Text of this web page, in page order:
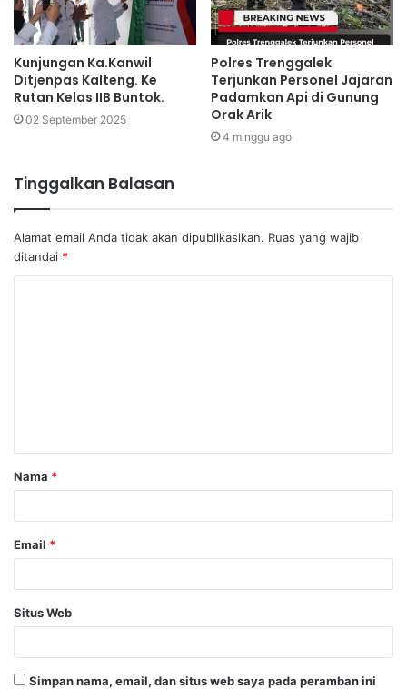
Kunjungan Ka.Kanwil
Ditjenpas Kalteng. Ke
Rutan Kelas IIB Buntok.
02 September 2025
Polres Trenggalek
Terjunkan Personel Jajaran
Padamkan Api di Gunung
Orak Arik
4 minggu ago
Tinggalkan Balasan
Alamat email Anda tidak akan dipublikasikan. Ruas yang wajib
ditandai *
a
r
Nama *
Email *
Situs Web
Simpan nama, email, dan situs web saya pada peramban ini